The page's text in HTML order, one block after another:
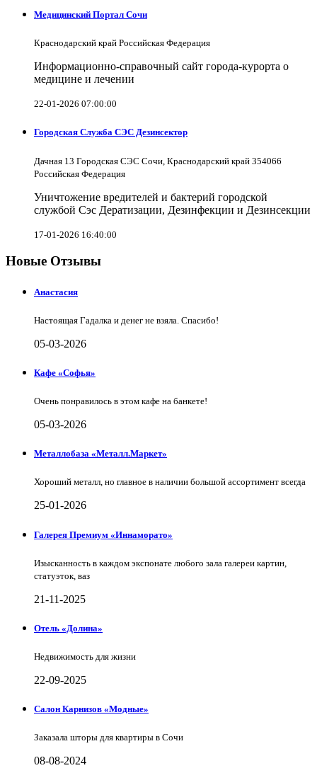
Медицинский Портал Сочи
Краснодарский край Российская Федерация
Информационно-справочный сайт города-курорта о
медицине и лечении
22-01-2026 07:00:00
Городская Служба СЭС Дезинсектор
Дачная 13 Городская СЭС Сочи, Краснодарский край 354066
Российская Федерация
Уничтожение вредителей и бактерий городской
службой Сэс Дератизации, Дезинфекции и Дезинсекции
17-01-2026 16:40:00
Новые Отзывы
Анастасия
Настоящая Гадалка и денег не взяла. Спасибо!
05-03-2026
Кафе «Софья»
Очень понравилось в этом кафе на банкете!
05-03-2026
Металлобаза «Металл.Маркет»
Хороший металл, но главное в наличии большой ассортимент всегда
25-01-2026
Галерея Премиум «Иннаморато»
Изысканность в каждом экспонате любого зала галереи картин,
статуэток, ваз
21-11-2025
Отель «Долина»
Недвижимость для жизни
22-09-2025
Салон Карнизов «Модные»
Заказала шторы для квартиры в Сочи
08-08-2024